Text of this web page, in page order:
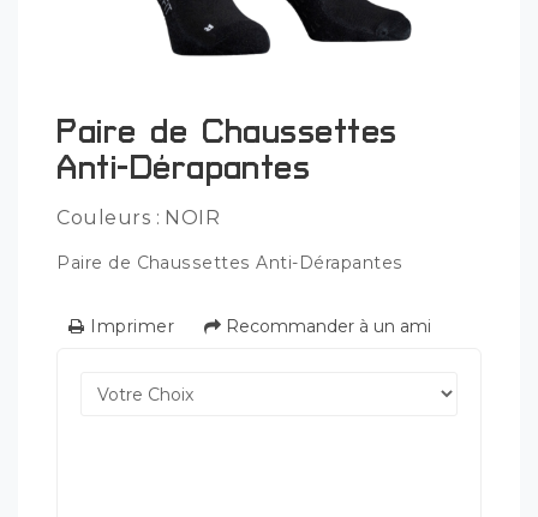
Paire de Chaussettes
Anti-Dérapantes
Couleurs : NOIR
Paire de Chaussettes Anti-Dérapantes
Imprimer Recommander à un ami